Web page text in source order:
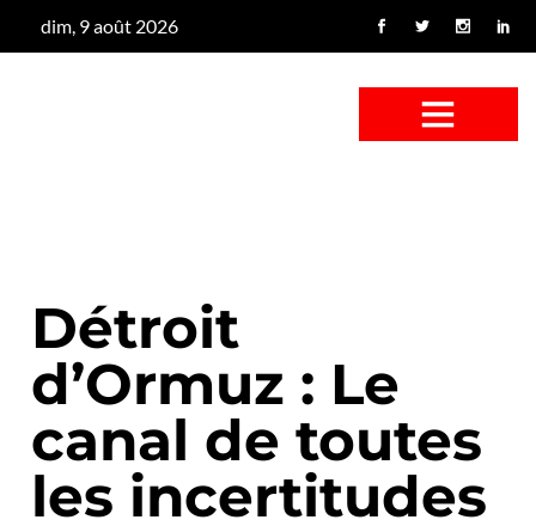
dim, 9 août 2026
Détroit
d’Ormuz : Le
canal de toutes
les incertitudes